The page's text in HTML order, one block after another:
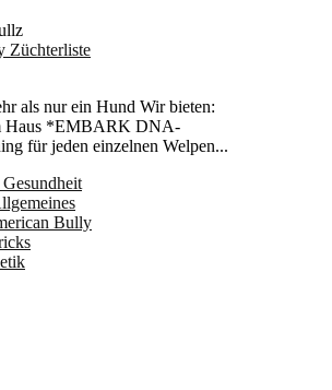
Züchterliste
als nur ein Hund Wir bieten:
Haus *EMBARK DNA-
für jeden einzelnen Welpen...
Bully